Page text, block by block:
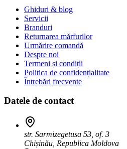
Ghiduri & blog
Servicii
Branduri
Returnarea mărfurilor
Urmărire comandă
Despre noi
Termeni și condiții
Politica de confidențialitate
Întrebări frecvente
Datele de contact
str. Sarmizegetusa 53, of. 3
Chișinău, Republica Moldova